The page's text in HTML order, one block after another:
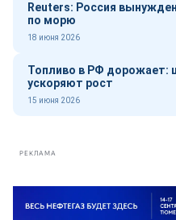
Reuters: Россия
по морю
18 июня 2026
Топливо в РФ дорожает:
ускоряют рост
15 июня 2026
РЕКЛАМА